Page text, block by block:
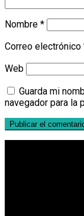
Nombre *
Correo electrónico
Web
Guarda mi
navegador para la